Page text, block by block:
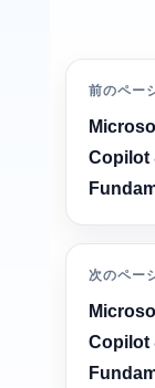
前のペー
Copilot
次のペー
Copilot